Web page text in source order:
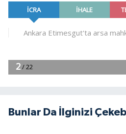
Bunlar Da İlginizi